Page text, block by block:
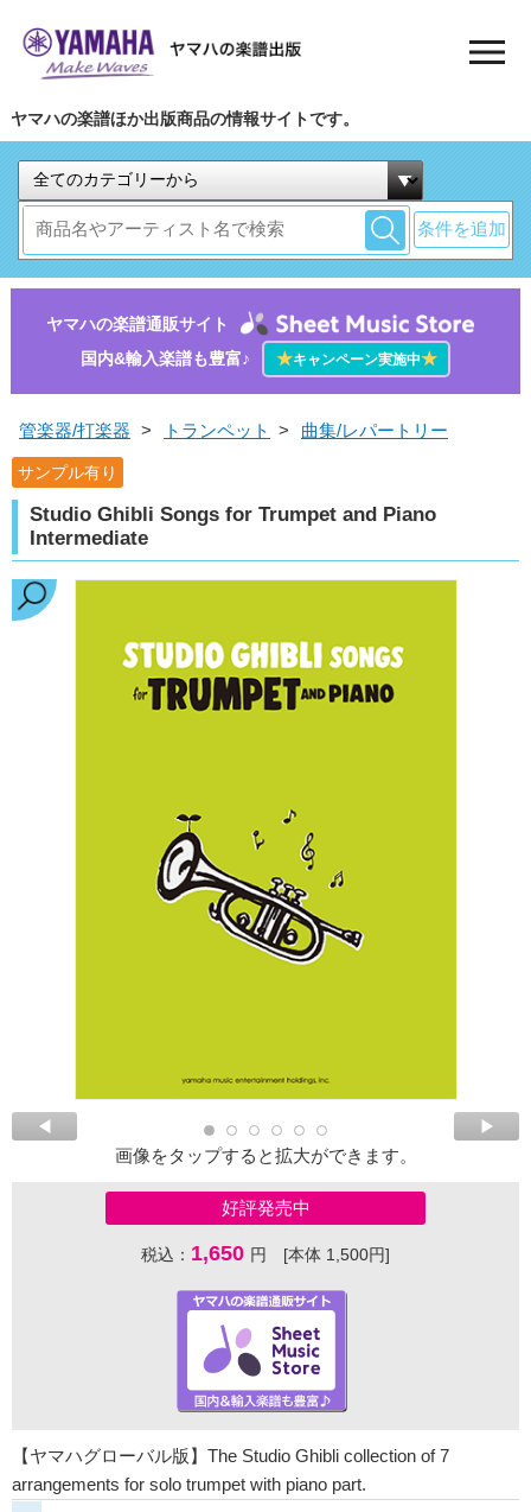
ヤマハの楽譜ほか出版商品の情報サイトです。
条件を追加
ヤマハの楽譜通販サイト
国内&輸入楽譜も豊富♪
★キャンペーン実施中★
管楽器/打楽器 > トランペット > 曲集/レパートリー
サンプル有り
Studio Ghibli Songs for Trumpet and Piano
Intermediate
画像をタップすると拡大ができます。
好評発売中
税込： 1,650 円 [本体 1,500円]
【ヤマハグローバル版】The Studio Ghibli collection of 7
arrangements for solo trumpet with piano part.